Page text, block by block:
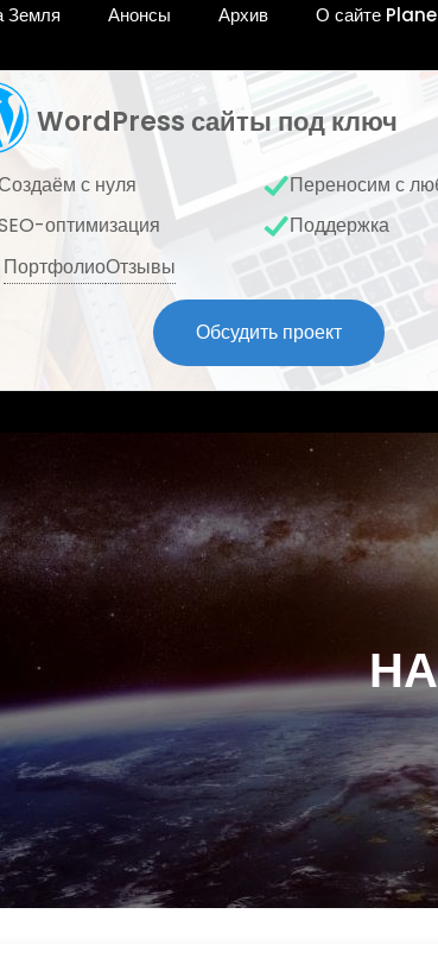
Земля Анонсы Архив О сайте
WordPress сайты под ключ
с нуля
Переносим с
оптимизация
Поддержка
ПортфолиоОтзывы
Обсудить проект